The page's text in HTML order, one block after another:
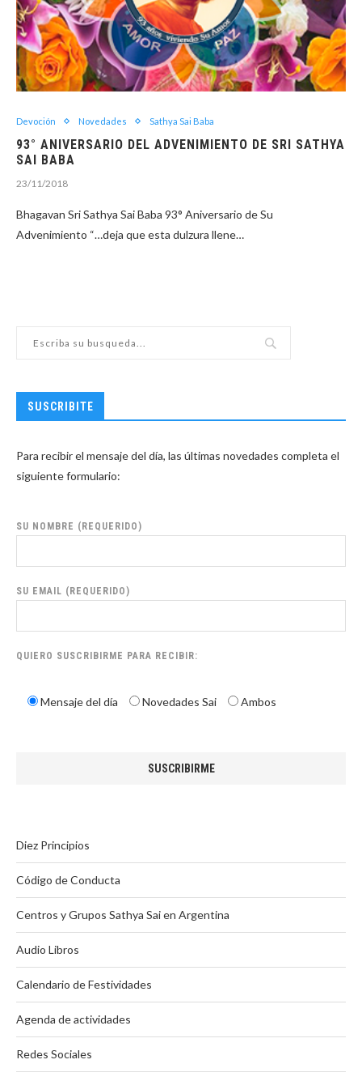
Devoción Novedades Sathya Sai Baba
93° ANIVERSARIO DEL ADVENIMIENTO DE SRI SATHYA
SAI BABA
23/11/2018
Bhagavan Sri Sathya Sai Baba 93° Aniversario de Su
Advenimiento “…deja que esta dulzura llene…
SUSCRIBITE
Para recibir el mensaje del día, las últimas novedades completa el
siguiente formulario:
SU NOMBRE (REQUERIDO)
SU EMAIL (REQUERIDO)
QUIERO SUSCRIBIRME PARA RECIBIR:
Mensaje del día Novedades Sai Ambos
Diez Principios
Código de Conducta
Centros y Grupos Sathya Sai en Argentina
Audio Libros
Calendario de Festividades
Agenda de actividades
Redes Sociales